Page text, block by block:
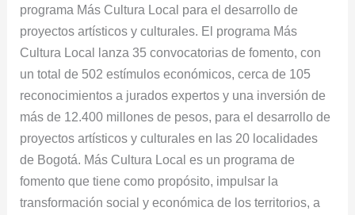
programa Más Cultura Local para el desarrollo de
proyectos artísticos y culturales. El programa Más
Cultura Local lanza 35 convocatorias de fomento, con
un total de 502 estímulos económicos, cerca de 105
reconocimientos a jurados expertos y una inversión de
más de 12.400 millones de pesos, para el desarrollo de
proyectos artísticos y culturales en las 20 localidades
de Bogotá. Más Cultura Local es un programa de
fomento que tiene como propósito, impulsar la
transformación social y económica de los territorios, a